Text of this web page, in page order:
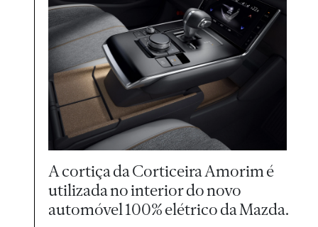
A cortiça da Corticeira Amorim é
utilizada no interior do novo
automóvel 100% elétrico da Mazda.